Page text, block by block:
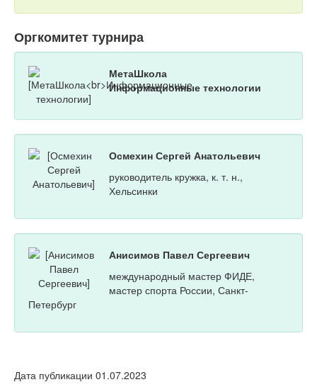
Оргкомитет турнира
МетаШкола
Информационные технологии
Осмехин Сергей Анатольевич
руководитель кружка, к. т. н.,
Хельсинки
Анисимов Павел Сергеевич
международный мастер ФИДЕ,
мастер спорта России, Санкт-
Петербург
Дата публикации 01.07.2023